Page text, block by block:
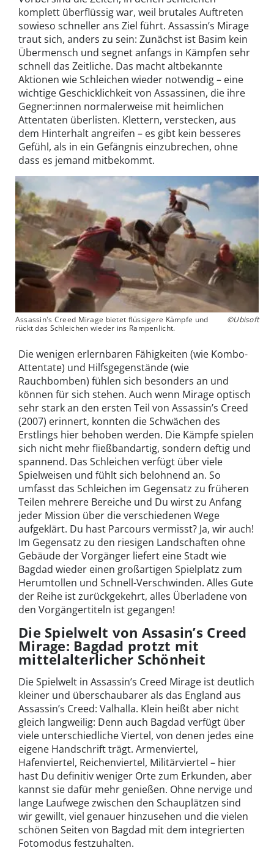
komplett überflüssig war, weil brutales Auftreten
sowieso schneller ans Ziel führt. Assassin’s Mirage
traut sich, anders zu sein: Zunächst ist Basim kein
Übermensch und segnet anfangs in Kämpfen sehr
schnell das Zeitliche. Das macht altbekannte
Aktionen wie Schleichen wieder notwendig – eine
wichtige Geschicklichkeit von Assassinen, die ihre
Gegner:innen normalerweise mit heimlichen
Attentaten überlisten. Klettern, verstecken, aus
dem Hinterhalt angreifen – es gibt kein besseres
Gefühl, als in ein Gefängnis einzubrechen, ohne
dass es jemand mitbekommt.
Assassin's Creed Mirage bietet flüssigere Kämpfe und
rückt das Schleichen wieder ins Rampenlicht.
©Ubisoft
Die wenigen erlernbaren Fähigkeiten (wie Kombo-
Attentate) und Hilfsgegenstände (wie
Rauchbomben) fühlen sich besonders an und
können für sich stehen. Auch wenn Mirage optisch
sehr stark an den ersten Teil von Assassin’s Creed
(2007) erinnert, konnten die Schwächen des
Erstlings hier behoben werden. Die Kämpfe spielen
sich nicht mehr fließbandartig, sondern deftig und
spannend. Das Schleichen verfügt über viele
Spielweisen und fühlt sich belohnend an. So
umfasst das Schleichen im Gegensatz zu früheren
Teilen mehrere Bereiche und Du wirst zu Anfang
jeder Mission über die verschiedenen Wege
aufgeklärt. Du hast Parcours vermisst? Ja, wir auch!
Im Gegensatz zu den riesigen Landschaften ohne
Gebäude der Vorgänger liefert eine Stadt wie
Bagdad wieder einen großartigen Spielplatz zum
Herumtollen und Schnell-Verschwinden. Alles Gute
der Reihe ist zurückgekehrt, alles Überladene von
den Vorgängertiteln ist gegangen!
Die Spielwelt von Assasin’s Creed
Mirage: Bagdad protzt mit
mittelalterlicher Schönheit
Die Spielwelt in Assassin’s Creed Mirage ist deutlich
kleiner und überschaubarer als das England aus
Assassin’s Creed: Valhalla. Klein heißt aber nicht
gleich langweilig: Denn auch Bagdad verfügt über
viele unterschiedliche Viertel, von denen jedes eine
eigene Handschrift trägt. Armenviertel,
Hafenviertel, Reichenviertel, Militärviertel – hier
hast Du definitiv weniger Orte zum Erkunden, aber
kannst sie dafür mehr genießen. Ohne nervige und
lange Laufwege zwischen den Schauplätzen sind
wir gewillt, viel genauer hinzusehen und die vielen
schönen Seiten von Bagdad mit dem integrierten
Fotomodus festzuhalten.